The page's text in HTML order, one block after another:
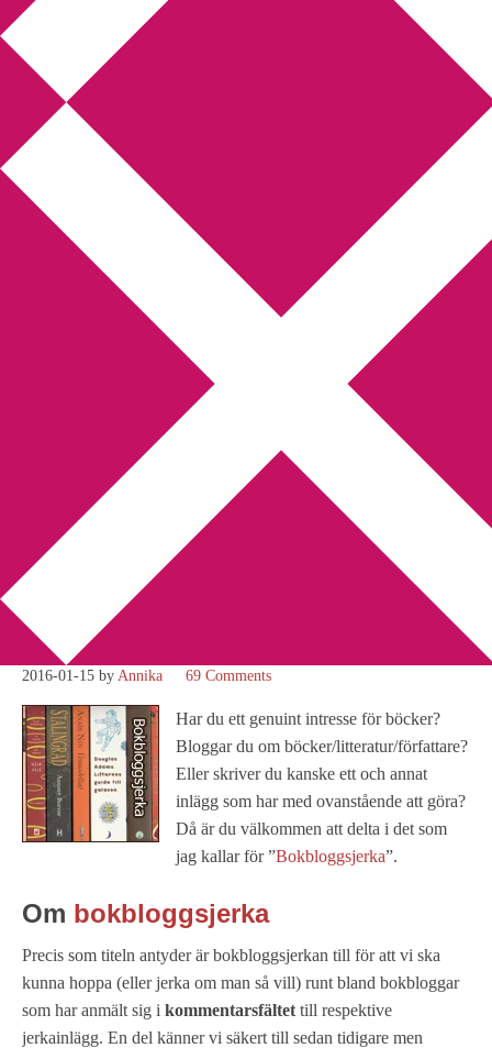
Annikas litteratur-
och kulturblogg
Deckare, kriminalromaner, thrillers
Hem Författarfemman
Webbshop Amazon
Bokbloggsjerka Bloggmaraton
Kriminalroman Min tv-blogg
You are here: Bokbloggsjerka
Bokbloggsjerka 15 – 18
januari
Bokbloggsjerka 15 – 18
januari
2016-01-15 by Annika 69 Comments
Har du ett genuint intresse för böcker?
Bloggar du om böcker/litteratur/författare?
Eller skriver du kanske ett och annat
inlägg som har med ovanstående att göra?
Då är du välkommen att delta i det som
jag kallar för ”Bokbloggsjerka”.
Om bokbloggsjerka
Precis som titeln antyder är bokbloggsjerkan till för att vi ska
kunna hoppa (eller jerka om man så vill) runt bland bokbloggar
som har anmält sig i kommentarsfältet till respektive
jerkainlägg. En del känner vi säkert till sedan tidigare men